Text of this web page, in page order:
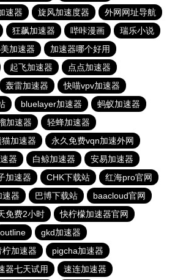
速器 旋风加速度器
外网网址导航
狂飙加速器 哔咔漫画
瑞乐小说
加速器
加速器哪个好用
起飞加速器
点点加速器
轰雷加速器
快喵vpv加速器
bluelayer加速器
蚂蚁加速器
加速器
轻蜂加速器
猫加速器
永久免费vqn加速外网
器 白鲸加速器
安易加速器
加速器 CHK下载站
红海pro官网
速器 巴博下载站
baacloud官网
免费2小时
快柠檬加速器官网
outline
gkd加速器
柠加速器
pigcha加速器
器七天试用 速连加速器